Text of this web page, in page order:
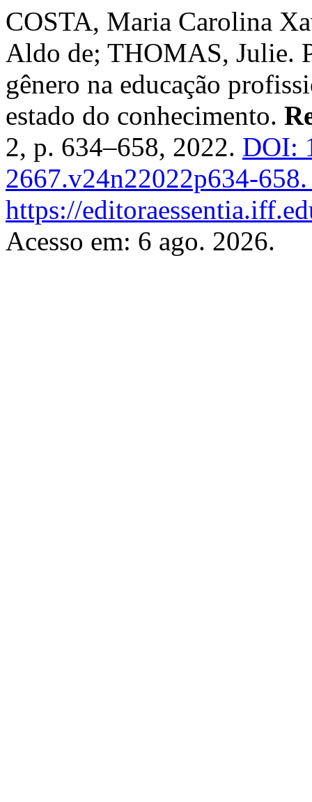
COSTA, Maria Carolina
Aldo de; THOMAS, Julie.
gênero na educação
estado do conhecimento.
2, p. 634–658, 2022. DOI:
2667.v24n22022p634-658.
https://
Acesso em: 6 ago. 2026.